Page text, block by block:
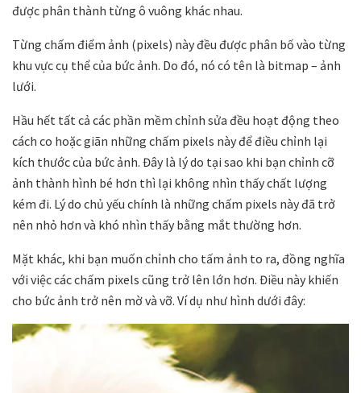
được phân thành từng ô vuông khác nhau.
Từng chấm điểm ảnh (pixels) này đều được phân bố vào từng
khu vực cụ thể của bức ảnh. Do đó, nó có tên là bitmap – ảnh
lưới.
Hầu hết tất cả các phần mềm chỉnh sửa đều hoạt động theo
cách co hoặc giãn những chấm pixels này để điều chỉnh lại
kích thước của bức ảnh. Đây là lý do tại sao khi bạn chỉnh cỡ
ảnh thành hình bé hơn thì lại không nhìn thấy chất lượng
kém đi. Lý do chủ yếu chính là những chấm pixels này đã trở
nên nhỏ hơn và khó nhìn thấy bằng mắt thường hơn.
Mặt khác, khi bạn muốn chỉnh cho tấm ảnh to ra, đồng nghĩa
với việc các chấm pixels cũng trở lên lớn hơn. Điều này khiến
cho bức ảnh trở nên mờ và vỡ. Ví dụ như hình dưới đây: